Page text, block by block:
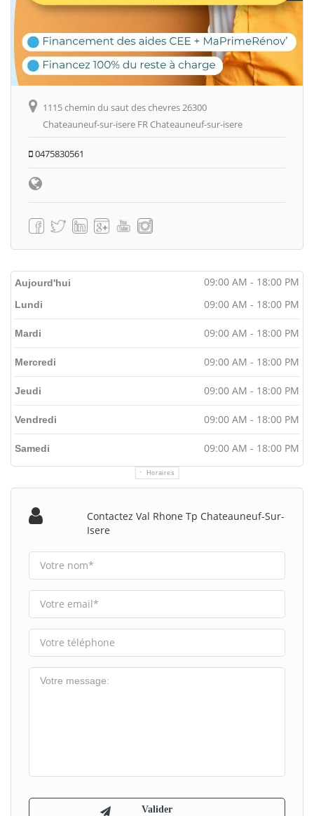
1115 chemin du saut des chevres 26300
Chateauneuf-sur-isere FR Chateauneuf-sur-isere
0475830561
Aujourd'hui 09:00 AM - 18:00 PM
Horaires
Lundi 09:00 AM - 18:00 PM
Mardi 09:00 AM - 18:00 PM
Mercredi 09:00 AM - 18:00 PM
Jeudi 09:00 AM - 18:00 PM
Vendredi 09:00 AM - 18:00 PM
Samedi 09:00 AM - 18:00 PM
Contactez Val Rhone Tp Chateauneuf-Sur-
Isere